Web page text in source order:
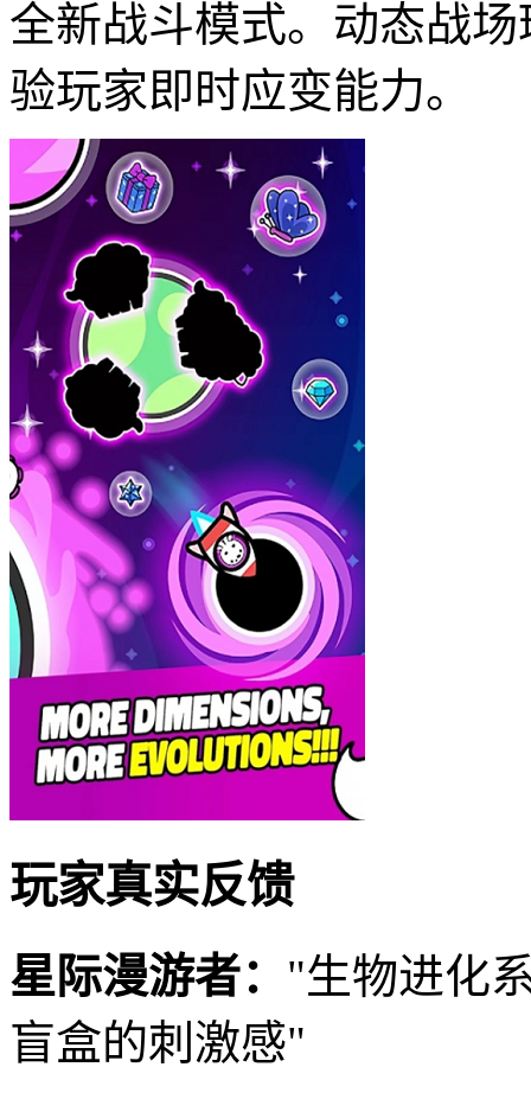
全新战斗模式。动态战
验玩家即时应变能力。
玩家真实反馈
星际漫游者： "生物进化
盲盒的刺激感"